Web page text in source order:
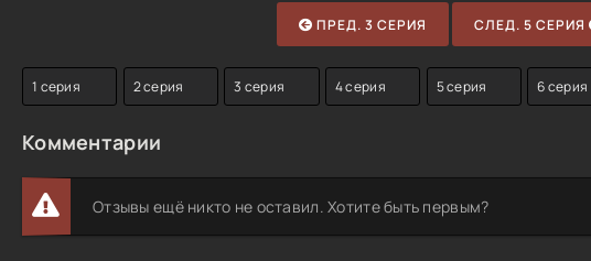
ПРЕД. 3 СЕРИЯ СЛЕД. 5 СЕРИЯ
1 серия 2 серия 3 серия 4 серия 5 серия 6 серия
Комментарии
Отзывы ещё никто не оставил. Хотите быть первым?